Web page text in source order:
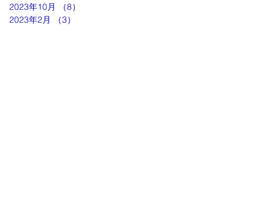
2023年10月
（8）
2023年2月
（3）